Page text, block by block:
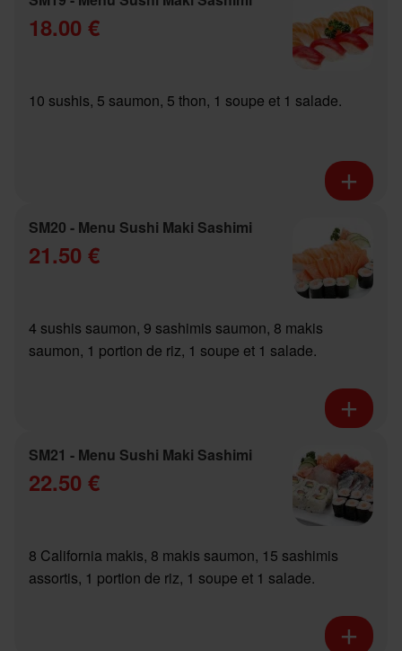
18.00 €
10 sushis, 5 saumon, 5 thon, 1 soupe et 1 salade.
SM20 - Menu Sushi Maki Sashimi
21.50 €
4 sushis saumon, 9 sashimis saumon, 8 makis
saumon, 1 portion de riz, 1 soupe et 1 salade.
SM21 - Menu Sushi Maki Sashimi
22.50 €
8 California makis, 8 makis saumon, 15 sashimis
assortis, 1 portion de riz, 1 soupe et 1 salade.